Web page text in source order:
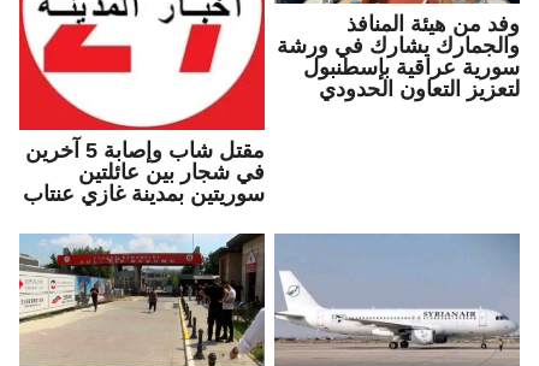
وفد من هيئة المنافذ
والجمارك يشارك في ورشة
سورية عراقية بإسطنبول
لتعزيز التعاون الحدودي
مقتل شاب وإصابة 5 آخرين
في شجار بين عائلتين
سوريتين بمدينة غازي عنتاب